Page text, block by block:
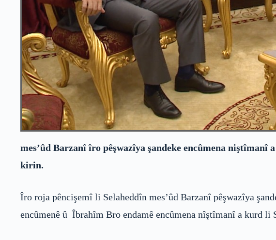
mes’ûd Barzanî îro pêşwazîya şandeke encûmena
kirin.
Îro roja pêncişemî li Selaheddîn mes’ûd Barzanî pêşwazîya
encûmenê û Îbrahîm Bro endamê encûmena nîştîmanî a kurd li